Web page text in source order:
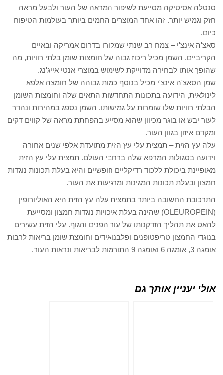
סנטלה אסיטיקה מסייעת לשיפור המראה של העור ולבעל מראה
חזק וגמיש יותר. זהו אחד המוצרים החמים ביותר בעולמות הטיפוח
כיום.
סאצ'ה אינצ'י – צמח רב שנתי שמקורו בדרום אמריקה ובאיים
הקריביים. השמן מכיל ריכוז גבוה של חומצות שומן בלתי רוויות, מה
שהופך אותו לבחירה מדוייקת לשימוש במוצרי אנטי אייג'נג.
שמן הסאצ'ה אינצ'י מכיל בנוסף כמות גבוהה של חומצה אלפא
לינולאית, הידועה בתכונות התחדשות התאים שלה וחומצות השומן
הבלתי רוויות שלו שומרות על גמישותו. השמן נספג במהירות ונהדר
לעור יבש או בוגר מכיוון שהוא מסייע בהפחתת מראה של קווים דקים
ומקדם איזון בגוון העור.
עלה עץ הזית – תמצית עלי עץ הזית מתועדת אלפי שנים אחורה
וידועה בסגולות המרפא שלה ברחבי העולם. תמצית עלי עץ הזית
מאופיינת ביכולת ללכוד רדיקליים חופשיים והיא בעלת תכונות נוגדות
חמצון ובעלת תכונות המגינות ומרגיעות את העור.
התרכובת החשובה ביותר בתמצית עלה עץ הזית היא האוליורופין
(OLEUROPEIN) שהינה בעלת איכויות נוגדות חמצון ומסייעת
להאט את תהליך הזדקנותו של עור הפנים והגוף. עלי הזית עשירים
בנוגדי החמצון טריפטופנים ופלבנואידים וחומצת שומן בריאות לרבות
אומגה 3, אומגה 6 ואומגה 9 התורמות לבריאות ונראות העור.
אולי יעניין אותך גם